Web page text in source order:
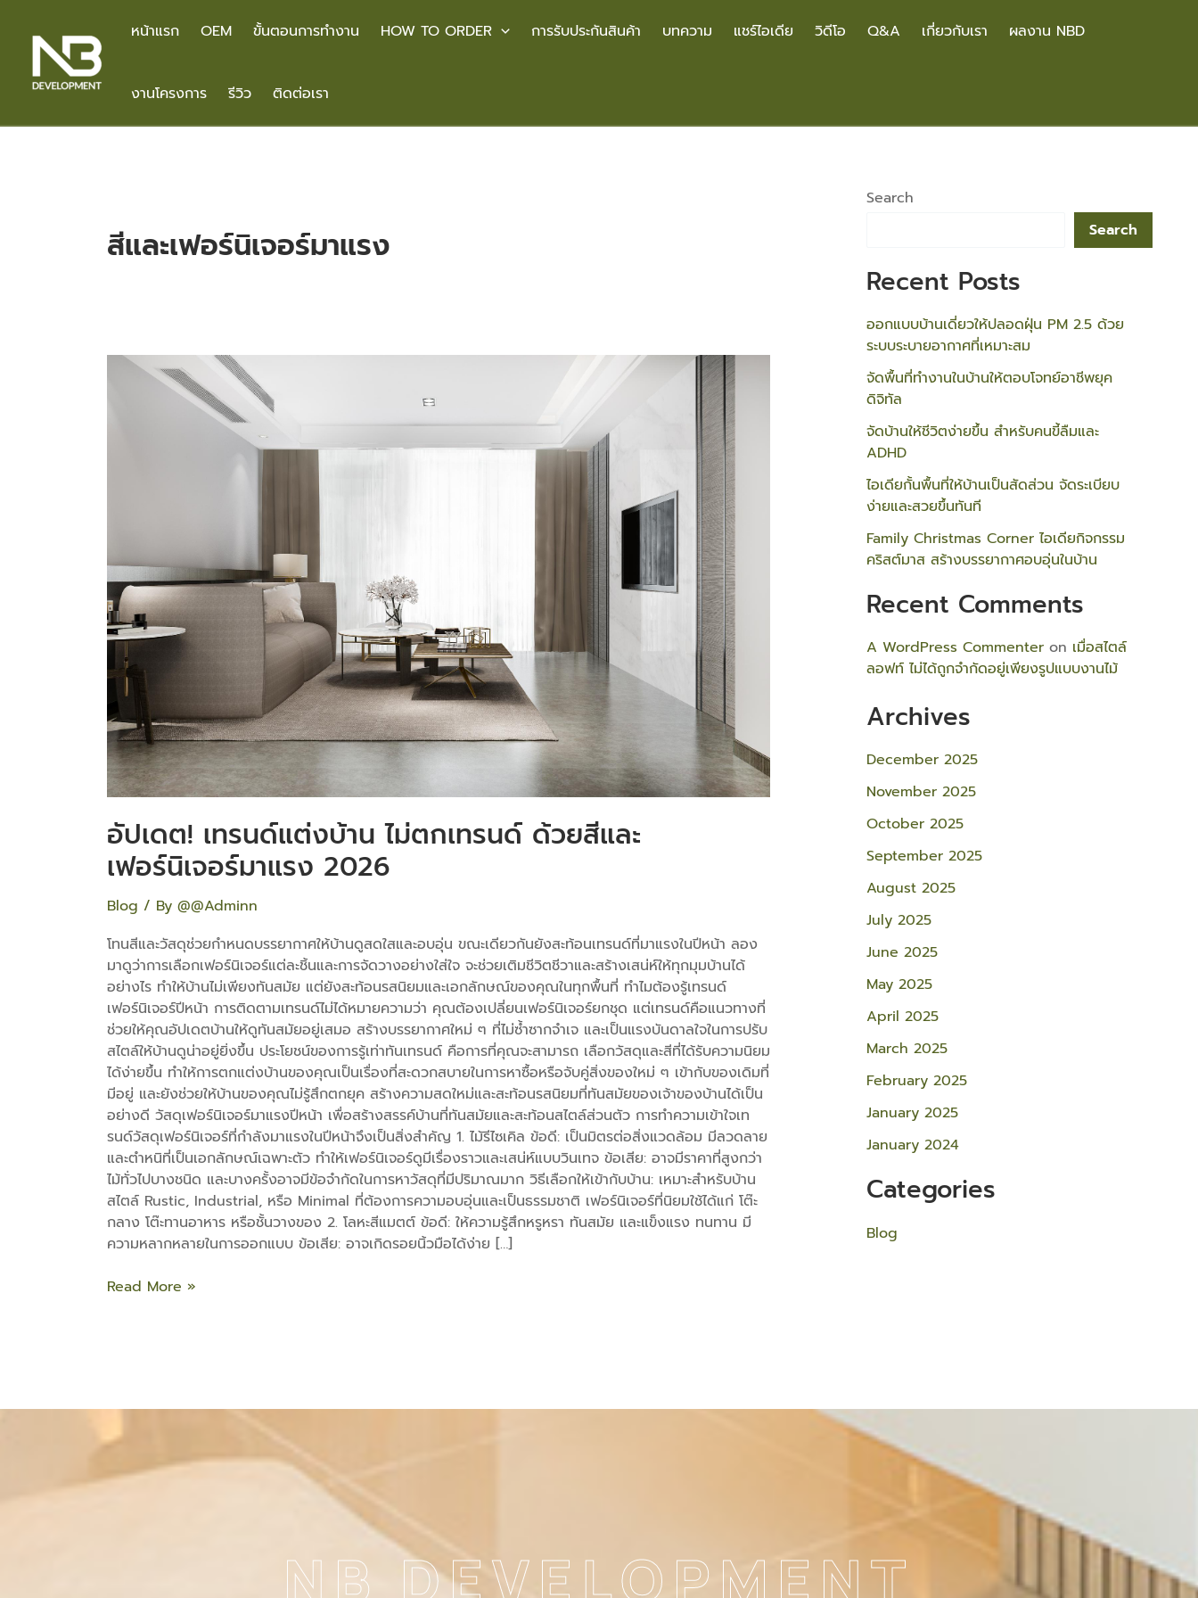
content
หน้าแรก OEM ขั้นตอนการทำงาน HOW TO ORDER การรับประกันสินค้า บทความ แชร์ไอเดีย วิดีโอ Q&A เกี่ยวกับเรา ผลงาน NBD
งานโครงการ รีวิว ติดต่อเรา
สีและเฟอร์นิเจอร์มาแรง
อัปเดต! เทรนด์แต่งบ้าน ไม่ตกเทรนด์ ด้วยสีและ
เฟอร์นิเจอร์มาแรง 2026
Blog / By @@Adminn
โทนสีและวัสดุช่วยกำหนดบรรยากาศให้บ้านดูสดใสและอบอุ่น ขณะเดียวกันยังสะท้อนเทรนด์ที่มาแรงในปีหน้า ลอง
มาดูว่าการเลือกเฟอร์นิเจอร์แต่ละชิ้นและการจัดวางอย่างใส่ใจ จะช่วยเติมชีวิตชีวาและสร้างเสน่ห์ให้ทุกมุมบ้านได้
อย่างไร ทำให้บ้านไม่เพียงทันสมัย แต่ยังสะท้อนรสนิยมและเอกลักษณ์ของคุณในทุกพื้นที่ ทำไมต้องรู้เทรนด์
เฟอร์นิเจอร์ปีหน้า การติดตามเทรนด์ไม่ได้หมายความว่า คุณต้องเปลี่ยนเฟอร์นิเจอร์ยกชุด แต่เทรนด์คือแนวทางที่
ช่วยให้คุณอัปเดตบ้านให้ดูทันสมัยอยู่เสมอ สร้างบรรยากาศใหม่ ๆ ที่ไม่ซ้ำซากจำเจ และเป็นแรงบันดาลใจในการปรับ
สไตล์ให้บ้านดูน่าอยู่ยิ่งขึ้น ประโยชน์ของการรู้เท่าทันเทรนด์ คือการที่คุณจะสามารถ เลือกวัสดุและสีที่ได้รับความนิยม
ได้ง่ายขึ้น ทำให้การตกแต่งบ้านของคุณเป็นเรื่องที่สะดวกสบายในการหาซื้อหรือจับคู่สิ่งของใหม่ ๆ เข้ากับของเดิมที่
มีอยู่ และยังช่วยให้บ้านของคุณไม่รู้สึกตกยุค สร้างความสดใหม่และสะท้อนรสนิยมที่ทันสมัยของเจ้าของบ้านได้เป็น
อย่างดี วัสดุเฟอร์นิเจอร์มาแรงปีหน้า เพื่อสร้างสรรค์บ้านที่ทันสมัยและสะท้อนสไตล์ส่วนตัว การทำความเข้าใจเท
รนด์วัสดุเฟอร์นิเจอร์ที่กำลังมาแรงในปีหน้าจึงเป็นสิ่งสำคัญ 1. ไม้รีไซเคิล ข้อดี: เป็นมิตรต่อสิ่งแวดล้อม มีลวดลาย
และตำหนิที่เป็นเอกลักษณ์เฉพาะตัว ทำให้เฟอร์นิเจอร์ดูมีเรื่องราวและเสน่ห์แบบวินเทจ ข้อเสีย: อาจมีราคาที่สูงกว่า
ไม้ทั่วไปบางชนิด และบางครั้งอาจมีข้อจำกัดในการหาวัสดุที่มีปริมาณมาก วิธีเลือกให้เข้ากับบ้าน: เหมาะสำหรับบ้าน
สไตล์ Rustic, Industrial, หรือ Minimal ที่ต้องการความอบอุ่นและเป็นธรรมชาติ เฟอร์นิเจอร์ที่นิยมใช้ได้แก่ โต๊ะ
กลาง โต๊ะทานอาหาร หรือชั้นวางของ 2. โลหะสีแมตต์ ข้อดี: ให้ความรู้สึกหรูหรา ทันสมัย และแข็งแรง ทนทาน มี
ความหลากหลายในการออกแบบ ข้อเสีย: อาจเกิดรอยนิ้วมือได้ง่าย […]
อัปเดต!
ด้วย
สี
และ
เฟอร์นิเจอร์
มา
แรง
2026
Read More »
Search
Search
Recent Posts
ออกแบบบ้านเดี่ยวให้ปลอดฝุ่น PM 2.5 ด้วย
ระบบระบายอากาศที่เหมาะสม
จัดพื้นที่ทำงานในบ้านให้ตอบโจทย์อาชีพยุค
ดิจิทัล
จัดบ้านให้ชีวิตง่ายขึ้น สำหรับคนขี้ลืมและ
ADHD
ไอเดียกั้นพื้นที่ให้บ้านเป็นสัดส่วน จัดระเบียบ
ง่ายและสวยขึ้นทันที
Family Christmas Corner ไอเดียกิจกรรม
คริสต์มาส สร้างบรรยากาศอบอุ่นในบ้าน
Recent Comments
A WordPress Commenter on เมื่อสไตล์
ลอฟท์ ไม่ได้ถูกจำกัดอยู่เพียงรูปแบบงานไม้
Archives
December 2025
November 2025
October 2025
September 2025
August 2025
July 2025
June 2025
May 2025
April 2025
March 2025
February 2025
January 2025
January 2024
Categories
Blog
NB DEVELOPMENT